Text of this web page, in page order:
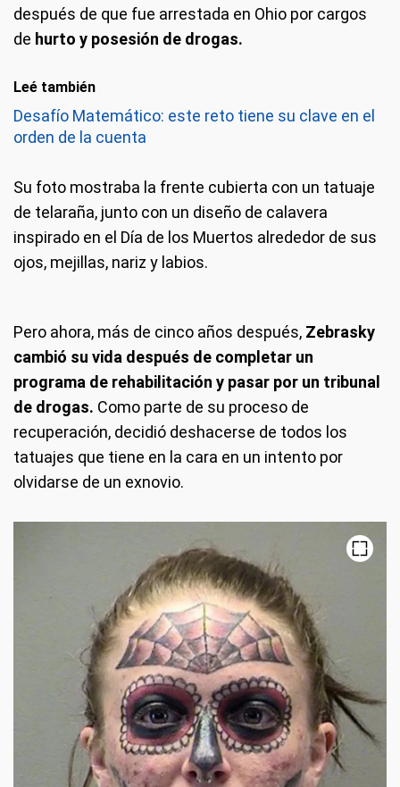
después de que fue arrestada en Ohio por cargos
de hurto y posesión de drogas.
Leé también
Desafío Matemático: este reto tiene su clave en el
orden de la cuenta
Su foto mostraba la frente cubierta con un tatuaje
de telaraña, junto con un diseño de calavera
inspirado en el Día de los Muertos alrededor de sus
ojos, mejillas, nariz y labios.
Pero ahora, más de cinco años después, Zebrasky
cambió su vida después de completar un
programa de rehabilitación y pasar por un tribunal
de drogas. Como parte de su proceso de
recuperación, decidió deshacerse de todos los
tatuajes que tiene en la cara en un intento por
olvidarse de un exnovio.